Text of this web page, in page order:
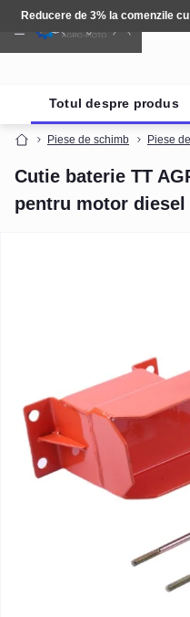
Tehnică:
Piese de schimb Piese
Cutie baterie TT
pentru motor diesel
Totul despre produs